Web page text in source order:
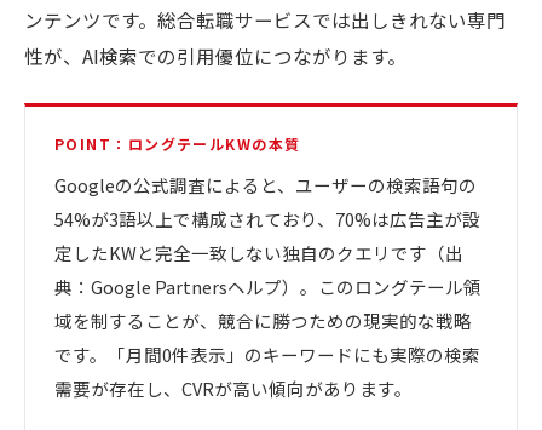
ンテンツです。総合転職サービスでは出しきれない専門
性が、AI検索での引用優位につながります。
POINT：ロングテールKWの本質
Googleの公式調査によると、ユーザーの検索語句の
54%が3語以上で構成されており、70%は広告主が設
定したKWと完全一致しない独自のクエリです（出
典：Google Partnersヘルプ）。このロングテール領
域を制することが、競合に勝つための現実的な戦略
です。「月間0件表示」のキーワードにも実際の検索
需要が存在し、CVRが高い傾向があります。